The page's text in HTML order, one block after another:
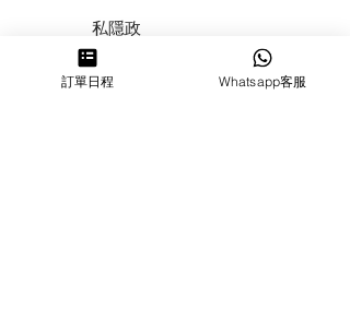
私隱政
策
​積分計
訂單日程 Whatsapp客服